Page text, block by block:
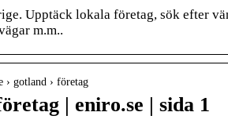
Upptäck lokala företag, sök efter
m.m..
› gotland › företag
| eniro.se | sida 1